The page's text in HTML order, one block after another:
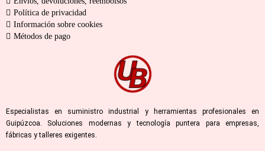
Política de privacidad
Información sobre cookies
Métodos de pago
Especialistas en suministro industrial y herramientas profesionales en
Guipúzcoa. Soluciones modernas y tecnología puntera para empresas,
fábricas y talleres exigentes.